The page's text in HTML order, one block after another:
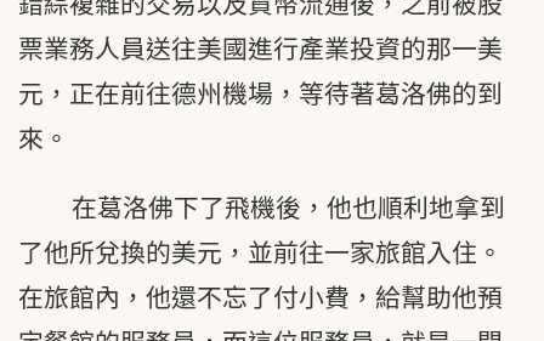
票業務人員送往美國進行產業投資的那一美
元，正在前往德州機場，等待著葛洛佛的到
來。
在葛洛佛下了飛機後，他也順利地拿到
了他所兌換的美元，並前往一家旅館入住。
在旅館內，他還不忘了付小費，給幫助他預